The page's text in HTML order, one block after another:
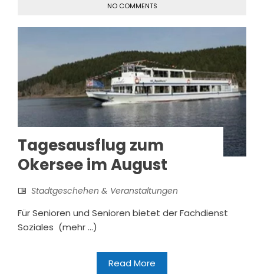
NO COMMENTS
Tagesausflug zum
Okersee im August
Stadtgeschehen & Veranstaltungen
Für Senioren und Senioren bietet der Fachdienst
Soziales (mehr …)
Read More